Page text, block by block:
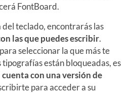
FontBoard.
teclado, encontrarás las
las que puedes escribir.
seleccionar la que más te
tipografías están bloqueadas, es
cuenta con una versión de
para acceder a su